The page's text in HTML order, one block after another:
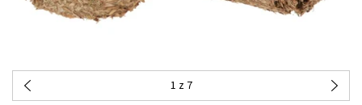
1 z 7